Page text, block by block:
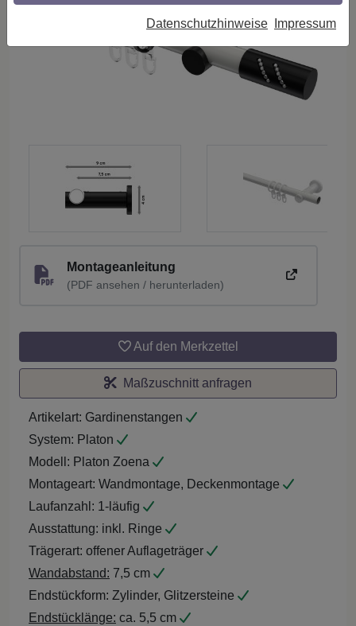
Montageanleitung
(PDF ansehen / herunterladen)
Auf den Merkzettel
Maßzuschnitt anfragen
Artikelart: Gardinenstangen
System: Platon
Modell: Platon Zoena
Montageart: Wandmontage, Deckenmontage
Laufanzahl: 1-läufig
Ausstattung: inkl. Ringe
Trägerart: offener Auflageträger
Wandabstand: 7,5 cm
Endstückform: Zylinder, Glitzersteine
Endstücklänge: ca. 5,5 cm
Datenschutzhinweise Impressum